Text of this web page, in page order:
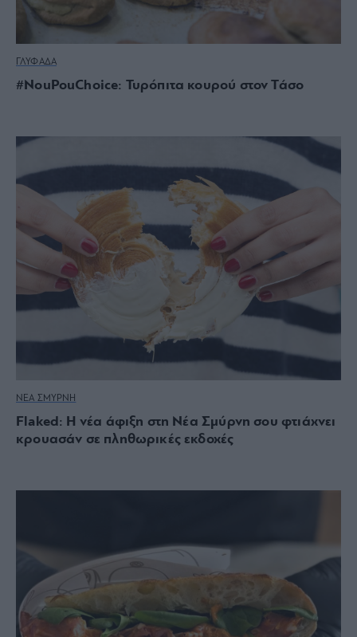
ΓΛΥΦΑΔΑ
#NouPouChoice: Τυρόπιτα κουρού στον Τάσο
ΝΕΑ ΣΜΥΡΝΗ
Flaked: Η νέα άφιξη στη Νέα Σμύρνη σου φτιάχνει
κρουασάν σε πληθωρικές εκδοχές